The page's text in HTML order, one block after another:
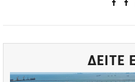
ΔΕΙΤΕ